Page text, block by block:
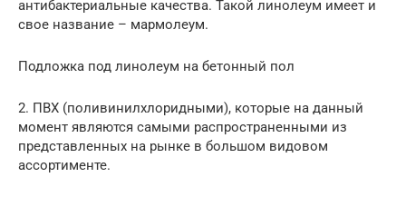
антибактериальные качества. Такой линолеум имеет и
свое название – мармолеум.
Подложка под линолеум на бетонный пол
2. ПВХ (поливинилхлоридными), которые на данный
момент являются самыми распространенными из
представленных на рынке в большом видовом
ассортименте.